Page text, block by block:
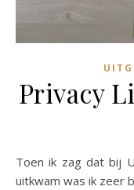
Privacy
Toen ik zag dat bij Uitgeverij LetterRijn een Young Adult
uitkwam was ik zeer